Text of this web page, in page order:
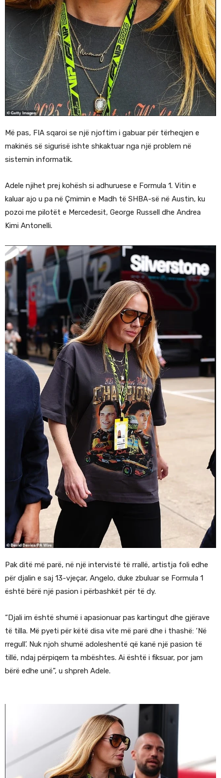
Më pas, FIA sqaroi se një njoftim i gabuar për tërheqjen e
makinës së sigurisë ishte shkaktuar nga një problem në
sistemin informatik.
Adele njihet prej kohësh si adhuruese e Formula 1. Vitin e
kaluar ajo u pa në Çmimin e Madh të SHBA-së në Austin, ku
pozoi me pilotët e Mercedesit, George Russell dhe Andrea
Kimi Antonelli.
Pak ditë më parë, në një intervistë të rrallë, artistja foli edhe
për djalin e saj 13-vjeçar, Angelo, duke zbuluar se Formula 1
është bërë një pasion i përbashkët për të dy.
“Djali im është shumë i apasionuar pas kartingut dhe gjërave
të tilla. Më pyeti për këtë disa vite më parë dhe i thashë: ‘Në
rregull’. Nuk njoh shumë adoleshentë që kanë një pasion të
tillë, ndaj përpiqem ta mbështes. Ai është i fiksuar, por jam
bërë edhe unë”, u shpreh Adele.